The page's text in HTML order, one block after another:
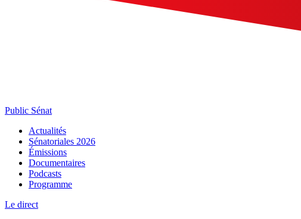
Public Sénat
Actualités
Sénatoriales 2026
Émissions
Documentaires
Podcasts
Programme
Le direct